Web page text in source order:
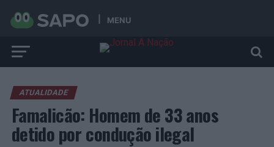
MENU
ATUALIDADE
Famalicão: Homem de 33 anos
detido por condução ilegal